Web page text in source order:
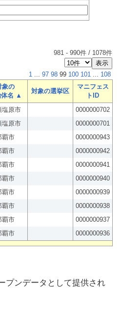
981 - 990件 / 1078件
1 ... 97 98 99 100 101 ... 108
象の
体名 ▲
対象の選挙区
マニフェス
トID
塩原市
0000000702
塩原市
0000000701
覇市
0000000943
覇市
0000000942
覇市
0000000941
覇市
0000000940
覇市
0000000939
覇市
0000000938
覇市
0000000937
覇市 0000000936
プンデータとして提供され